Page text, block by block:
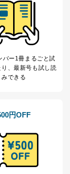
レクター 前
的は次のとお
、サービ
で取得した
の情報を分
スに関する
バー1冊まるごと試
り、最新号も試し読
みできる
円OFF